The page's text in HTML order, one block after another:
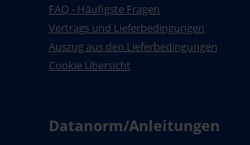
FAQ - Häufigste Fragen
Vertrags und Lieferbedingungen
Auszug aus den Lieferbedingungen
Cookie Übersicht
Datanorm/Anleitungen